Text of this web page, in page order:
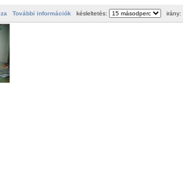
További információk késleltetés: irány: